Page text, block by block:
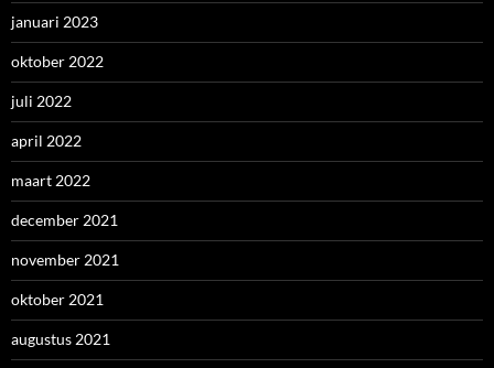
januari 2023
oktober 2022
juli 2022
april 2022
maart 2022
december 2021
november 2021
oktober 2021
augustus 2021